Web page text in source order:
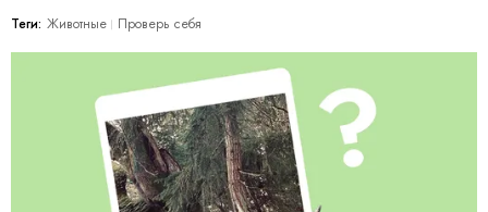
Теги: Животные Проверь себя